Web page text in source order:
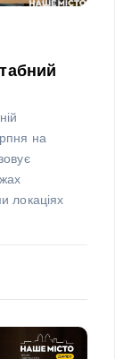
на
локаціях